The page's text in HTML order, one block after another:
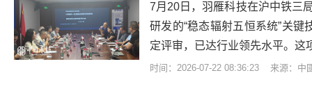
7月20日，羽雁科技在沪中铁三
研发的“稳态辐射五恒系统”关
定评审，已达行业领先水平。这
时间：2026-07-22 08:36:23 来源：中